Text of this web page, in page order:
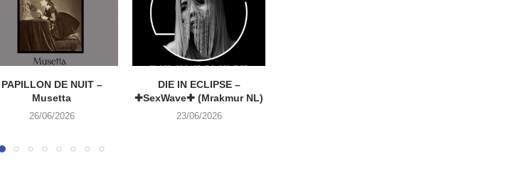
PAPILLON DE NUIT –
Musetta
26/06/2026
DIE IN ECLIPSE –
✚SexWave✚ (Mrakmur NL)
23/06/2026